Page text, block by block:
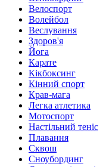
Велоспорт
Волейбол
Веслування
Здоров'я
Йога
Карате
Кікбоксинг
Кінний спорт
Крав-мага
Легка атлетика
Мотоспорт
Настільний теніс
Плавання
Сквош
Сноубординг